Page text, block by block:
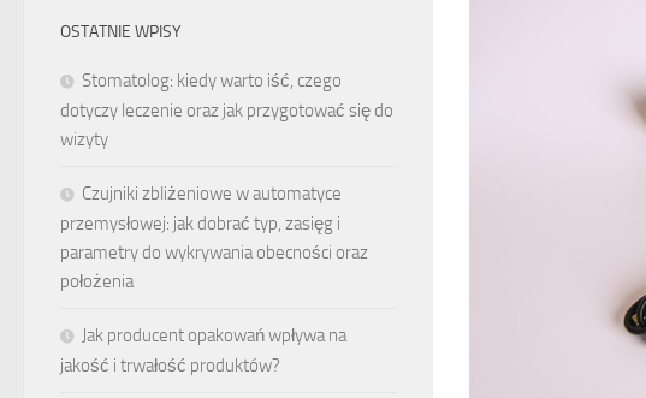
OSTATNIE WPISY
Stomatolog: kiedy warto iść, czego
dotyczy leczenie oraz jak przygotować się do
wizyty
Czujniki zbliżeniowe w automatyce
przemysłowej: jak dobrać typ, zasięg i
parametry do wykrywania obecności oraz
położenia
Jak producent opakowań wpływa na
jakość i trwałość produktów?